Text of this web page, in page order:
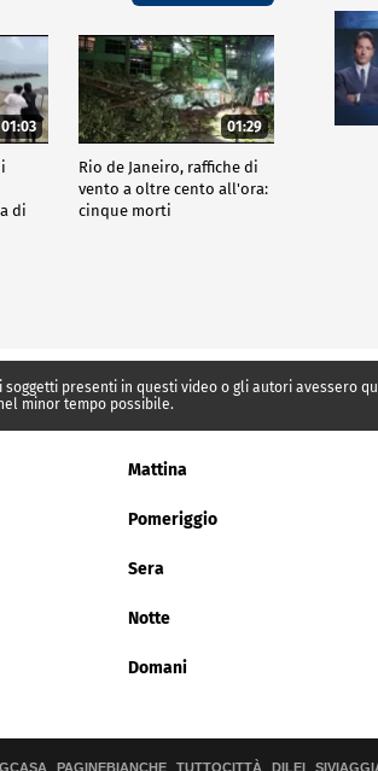
01:03
di
01:29
Rio de Janeiro, raffiche di
vento a oltre cento all'ora:
cinque morti
presenti in questi video o gli autori avessero
minor tempo possibile.
Mattina
Pomeriggio
Sera
Notte
Domani
PAGINEBIANCHE TUTTOCITTÀ DILEI